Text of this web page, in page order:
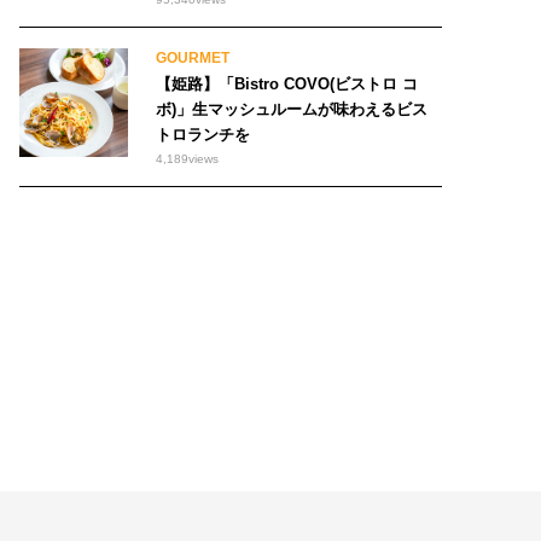
GOURMET
【姫路】「Bistro COVO(ビストロ コ
ボ)」生マッシュルームが味わえるビス
トロランチを
4,189views